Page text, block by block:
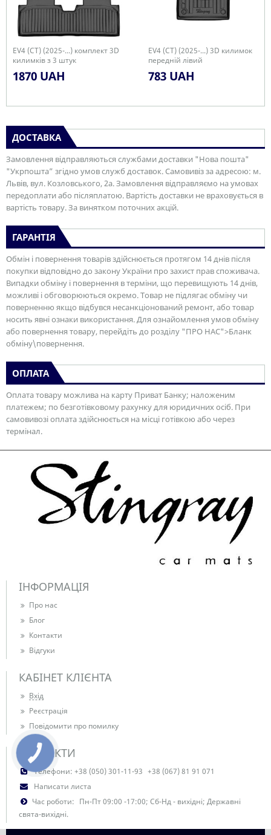
EV4 (CT) (2025-...) комплект 3D
килимків з 3 штук
1870 UAH
EV4 (CT) (2025-...) 3D килимок
передній лівий
783 UAH
ДОСТАВКА
Замовлення відправляються службами доставки "Нова пошта"
"Укрпошта” згідно умов служб доставок. Самовивіз за адресою: м.
Львів, вул. Козловського, 2а. Замовлення відправляємо на умовах
передоплати або післяплатою. Вартість доставки не враховується в
вартість товару. За винятком поточних акцій.
ГАРАНТІЯ
Обмін і повернення товарів здійснюється протягом 14 днів після
покупки відповідно до закону України про захист прав споживача.
Випадки обміну і повернення в терміни, що перевищують 14 днів,
можливі і обговорюються окремо. Товар не підлягає обміну чи
поверненню якщо відбувся несанкціонований ремонт, або товар
носить явні ознаки використання. Для ознайомлення умов обміну
або повернення товару, перейдіть до розділу "ПРО НАС">Бланк
обміну\повернення.
ОПЛАТА
Оплата товару можлива на карту Приват Банку; наложеним
платежем; по безготівковому рахунку для юридичних осіб. При
самовивозі оплата здійснюється на місці готівкою або через
термінал.
ІНФОРМАЦІЯ
Про нас
Блог
Контакти
Відгуки
КАБІНЕТ КЛІЄНТА
Вхід
Реєстрація
Повідомити про помилку
КОНТАКТИ
Телефони: +38 (050) 301-11-93 +38 (067) 81 91 071
Написати листа
Час роботи: Пн-Пт 09:00 -17:00; Сб-Нд - вихідні; Державні
свята-вихідні.